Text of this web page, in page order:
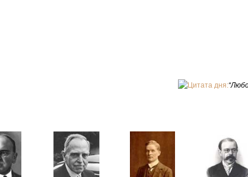
Цитата дня: